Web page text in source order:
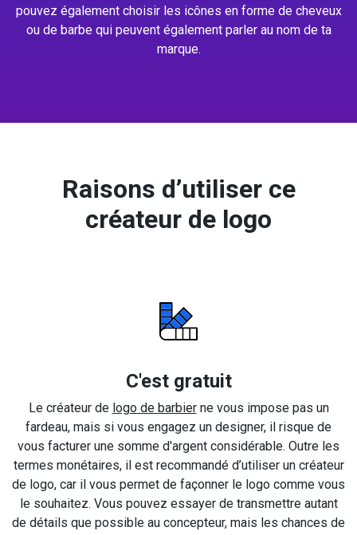
pouvez également choisir les icônes en forme de cheveux
ou de barbe qui peuvent également parler au nom de ta
marque.
Raisons d’utiliser ce
créateur de logo
C'est gratuit
Le créateur de logo de barbierne vous impose pas un
fardeau, mais si vous engagez un designer, il risque de
vous facturer une somme d'argent considérable. Outre les
termes monétaires, il est recommandé d’utiliser un créateur
de logo, car il vous permet de façonner le logo comme vous
le souhaitez. Vous pouvez essayer de transmettre autant
de détails que possible au concepteur, mais les chances de